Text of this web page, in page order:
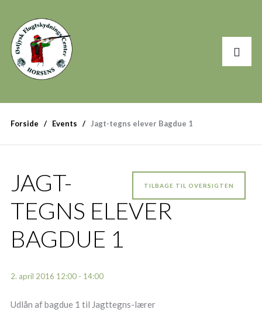
Forside Events Jagt-tegns elever Bagdue 1
TILBAGE TIL OVERSIGTEN
JAGT-
TEGNS ELEVER
BAGDUE 1
2. april 2016 12:00 - 14:00
Udlån af bagdue 1 til Jagttegns-lærer